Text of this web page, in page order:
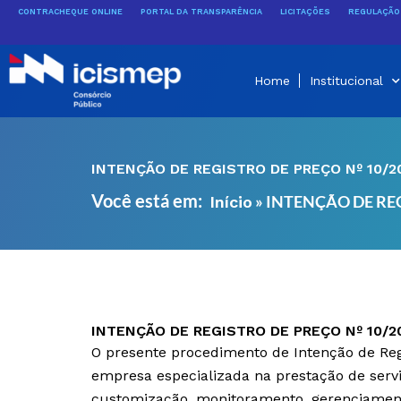
conteúdo
CONTRACHEQUE ONLINE PORTAL DA TRANSPARÊNCIA LICITAÇÕES
Home Institucional
INTENÇÃO DE REGISTRO DE PREÇO Nº 10/
Você está em: Início » INTENÇÃO DE
INTENÇÃO DE REGISTRO DE PREÇO Nº 10/
O presente procedimento de Intenção de
empresa especializada na prestação de